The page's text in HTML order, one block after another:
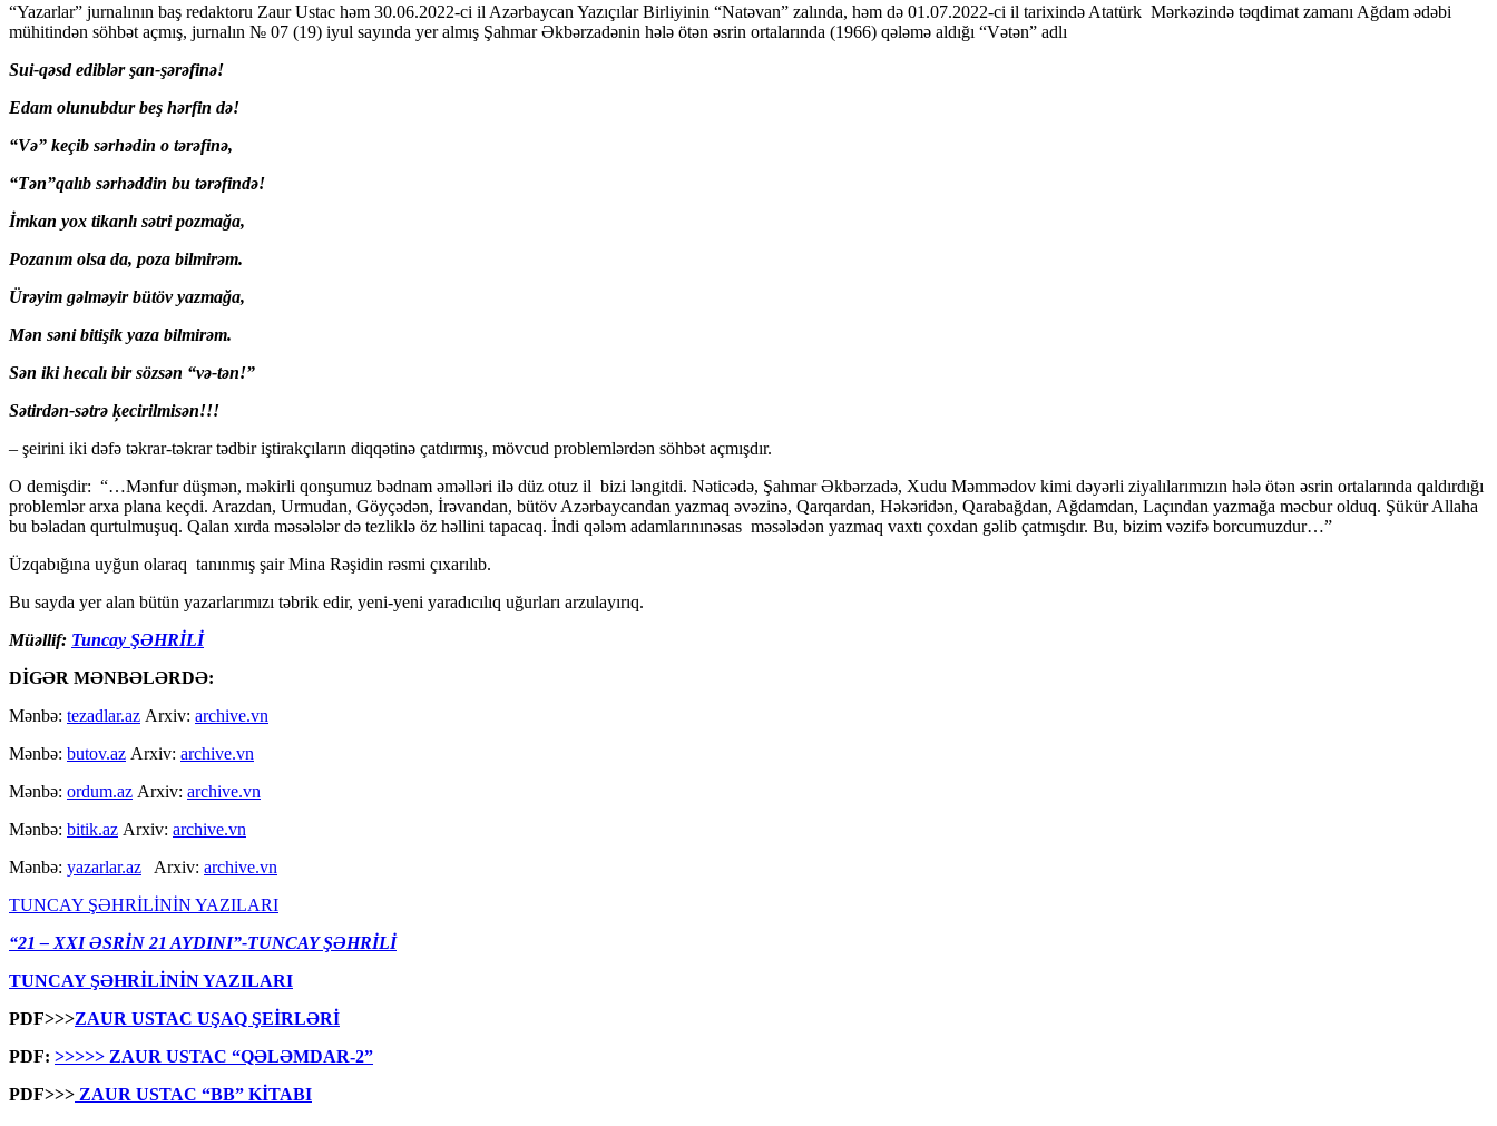
“Yazarlar” jurnalının baş redaktoru Zaur Ustac həm 30.06.2022-ci il Azərbaycan Yazıçılar Birliyinin “Natəvan” zalında, həm də 01.07.2022-ci il tarixində Atatürk Mərkəzində təqdimat zamanı Ağdam ədəbi
mühitindən söhbət açmış, jurnalın № 07 (19) iyul sayında yer almış Şahmar Əkbərzadənin hələ ötən əsrin ortalarında (1966) qələmə aldığı “Vətən” adlı
Sui-qəsd ediblər şan-şərəfinə!
Edam olunubdur beş hərfin də!
“Və” keçib sərhədin o tərəfinə,
“Tən”qalıb sərhəddin bu tərəfində!
İmkan yox tikanlı sətri pozmağa,
Pozanım olsa da, poza bilmirəm.
Ürəyim gəlməyir bütöv yazmağa,
Mən səni bitişik yaza bilmirəm.
Sən iki hecalı bir sözsən “və-tən!”
Sətirdən-sətrə ķecirilmisən!!!
– şeirini iki dəfə təkrar-təkrar tədbir iştirakçıların diqqətinə çatdırmış, mövcud problemlərdən söhbət açmışdır.
O demişdir: “…Mənfur düşmən, məkirli qonşumuz bədnam əməlləri ilə düz otuz il bizi ləngitdi. Nəticədə, Şahmar Əkbərzadə, Xudu Məmmədov kimi dəyərli ziyalılarımızın hələ ötən əsrin ortalarında qaldırdığı
problemlər arxa plana keçdi. Arazdan, Urmudan, Göyçədən, İrəvandan, bütöv Azərbaycandan yazmaq əvəzinə, Qarqardan, Həkəridən, Qarabağdan, Ağdamdan, Laçından yazmağa məcbur olduq. Şükür Allaha
bu bəladan qurtulmuşuq. Qalan xırda məsələlər də tezliklə öz həllini tapacaq. İndi qələm adamlarınınəsas məsələdən yazmaq vaxtı çoxdan gəlib çatmışdır. Bu, bizim vəzifə borcumuzdur…”
Üzqabığına uyğun olaraq tanınmış şair Mina Rəşidin rəsmi çıxarılıb.
Bu sayda yer alan bütün yazarlarımızı təbrik edir, yeni-yeni yaradıcılıq uğurları arzulayırıq.
Müəllif: Tuncay ŞƏHRİLİ
DİGƏR MƏNBƏLƏRDƏ:
Mənbə: tezadlar.az Arxiv: archive.vn
Mənbə: butov.az Arxiv: archive.vn
Mənbə: ordum.az Arxiv: archive.vn
Mənbə: bitik.az Arxiv: archive.vn
Mənbə: yazarlar.az Arxiv: archive.vn
TUNCAY ŞƏHRİLİNİN YAZILARI
“21 – XXI ƏSRİN 21 AYDINI”-TUNCAY ŞƏHRİLİ
TUNCAY ŞƏHRİLİNİN YAZILARI
PDF>>>ZAUR USTAC UŞAQ ŞEİRLƏRİ
PDF: >>>>> ZAUR USTAC “QƏLƏMDAR-2”
PDF>>> ZAUR USTAC “BB” KİTABI